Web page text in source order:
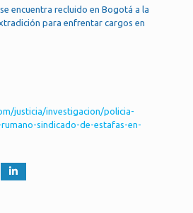
encuentra recluido en Bogotá a la
para enfrentar cargos en
justicia/investigacion/policia-
sindicado-de-estafas-en-